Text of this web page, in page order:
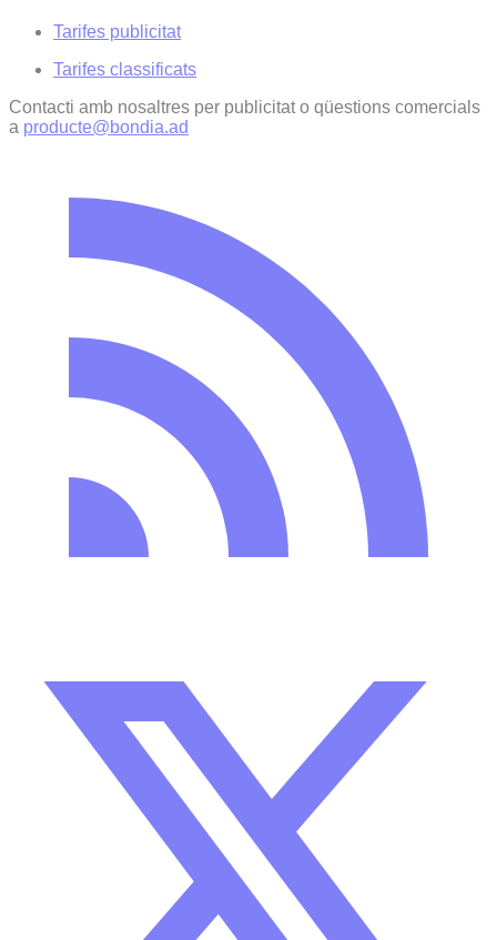
Tarifes publicitat
Tarifes classificats
Contacti amb nosaltres per publicitat o qüestions comercials
a producte@bondia.ad